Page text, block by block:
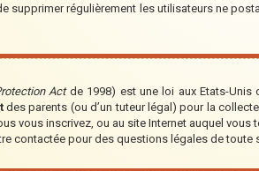
supprimer régulièrement les utilisateurs ne
Actde 1998) est une loi aux Etats-Unis
des parents (ou d’un tuteur légal) pour la
vous inscrivez, ou au site Internet auquel
contactée pour des questions légales de